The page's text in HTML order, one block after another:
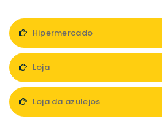
Hipermercado
Loja
Loja da azulejos